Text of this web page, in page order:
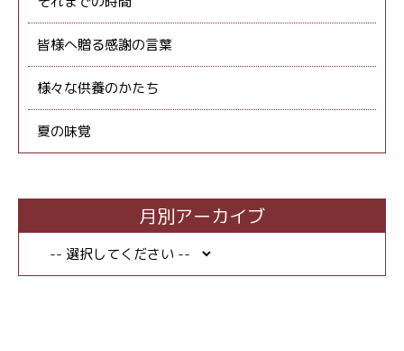
皆様へ贈る感謝の言葉
様々な供養のかたち
夏の味覚
月別アーカイブ